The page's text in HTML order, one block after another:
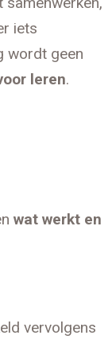
iets
wordt geen
leren.
wat werkt en
vervolgens